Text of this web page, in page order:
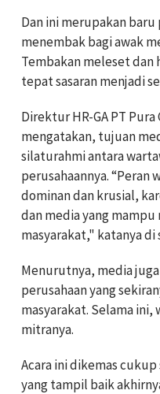
Dan ini merupakan
menembak bagi awak
Tembakan meleset dan
tepat sasaran menjadi
Direktur HR-GA PT
mengatakan, tujuan
silaturahmi antara
perusahaannya. “Peran
dominan dan krusial,
dan media yang
masyarakat," katanya
Menurutnya, media
perusahaan yang
masyarakat. Selama
mitranya.
Acara ini dikemas
yang tampil baik